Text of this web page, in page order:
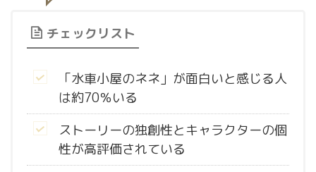
チェックリスト
「水車小屋のネネ」が面白いと感じる人
は約70％いる
ストーリーの独創性とキャラクターの個
性が高評価されている